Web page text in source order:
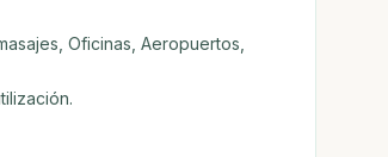
Oficinas, Aeropuertos,